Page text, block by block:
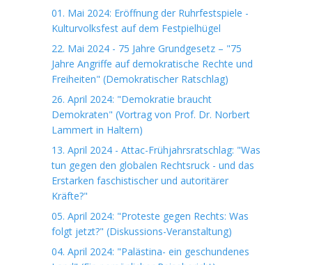
01. Mai 2024: Eröffnung der Ruhrfestspiele -
Kulturvolksfest auf dem Festpielhügel
22. Mai 2024 - 75 Jahre Grundgesetz – "75
Jahre Angriffe auf demokratische Rechte und
Freiheiten" (Demokratischer Ratschlag)
26. April 2024: "Demokratie braucht
Demokraten" (Vortrag von Prof. Dr. Norbert
Lammert in Haltern)
13. April 2024 - Attac-Frühjahrsratschlag: "Was
tun gegen den globalen Rechtsruck - und das
Erstarken faschistischer und autoritärer
Kräfte?"
05. April 2024: "Proteste gegen Rechts: Was
folgt jetzt?" (Diskussions-Veranstaltung)
04. April 2024: "Palästina- ein geschundenes